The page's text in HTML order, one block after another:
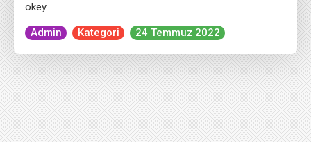
okey…
Admin Kategori 24 Temmuz 2022